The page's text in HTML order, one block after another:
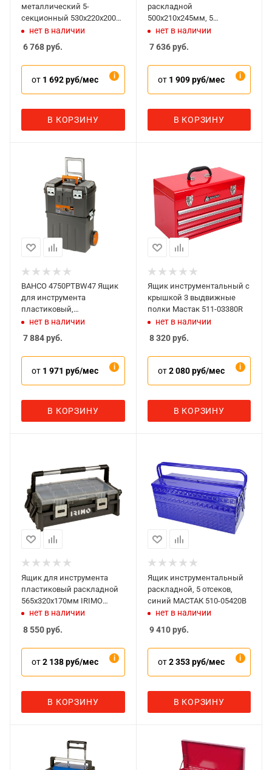
металлический 5-
секционный 530x220x200
ммнет в наличии
6 768руб.
от 1 692 руб/мес
В КОРЗИНУ
раскладной
500x210x245мм, 5
отделений, IRIMO 902131
нет в наличии
7 636руб.
от 1 909 руб/мес
В КОРЗИНУ
BAHCO 4750PTBW47 Ящик
для инструмента
пластиковый,
двухсекционный, на
нет в наличии
7 884руб.
от 1 971 руб/мес
В КОРЗИНУ
Ящик инструментальный с
крышкой 3 выдвижные
полки Мастак 511-03380R
нет в наличии
8 320руб.
от2 080 руб/мес
В КОРЗИНУ
Ящик для инструмента
пластиковый раскладной
565x320x170мм IRIMO
9023PT565
нет в наличии
8 550руб.
от2 138 руб/мес
В КОРЗИНУ
Ящик инструментальный
раскладной, 5 отсеков,
синий МАСТАК 510-05420B
нет в наличии
9 410руб.
от2 353 руб/мес
В КОРЗИНУ